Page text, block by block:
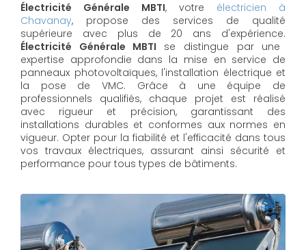
Électricité Générale MBTI, votre électricien à
Chavanay, propose des services de qualité
supérieure avec plus de 20 ans d'expérience.
Électricité Générale MBTI se distingue par une
expertise approfondie dans la mise en service de
panneaux photovoltaïques, l'installation électrique et
la pose de VMC. Grâce à une équipe de
professionnels qualifiés, chaque projet est réalisé
avec rigueur et précision, garantissant des
installations durables et conformes aux normes en
vigueur. Opter pour la fiabilité et l'efficacité dans tous
vos travaux électriques, assurant ainsi sécurité et
performance pour tous types de bâtiments.